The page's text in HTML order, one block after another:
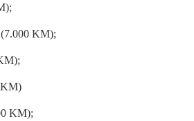
KM);
KM)
KM);